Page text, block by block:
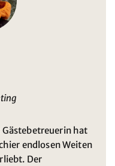
hat
endlosen Weiten
Der